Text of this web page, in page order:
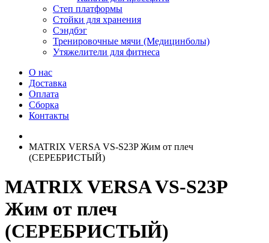
Степ платформы
Стойки для хранения
Сэндбэг
Тренировочные мячи (Медицинболы)
Утяжелители для фитнеса
О нас
Доставка
Оплата
Сборка
Контакты
MATRIX VERSA VS-S23P Жим от плеч
(СЕРЕБРИСТЫЙ)
MATRIX VERSA VS-S23P
Жим от плеч
(СЕРЕБРИСТЫЙ)